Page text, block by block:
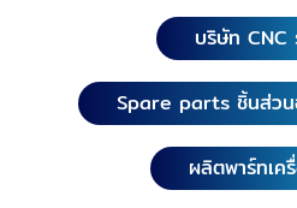
บริษัท CNC
Spare parts ชิ้นส่วน
ผลิตพาร์ทเค